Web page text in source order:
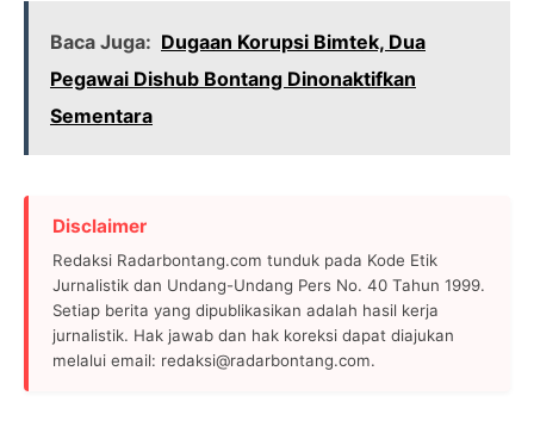
Baca Juga: Dugaan Korupsi Bimtek, Dua
Pegawai Dishub Bontang Dinonaktifkan
Sementara
Disclaimer
Redaksi Radarbontang.com tunduk pada Kode Etik
Jurnalistik dan Undang-Undang Pers No. 40 Tahun 1999.
Setiap berita yang dipublikasikan adalah hasil kerja
jurnalistik. Hak jawab dan hak koreksi dapat diajukan
melalui email: redaksi@radarbontang.com.